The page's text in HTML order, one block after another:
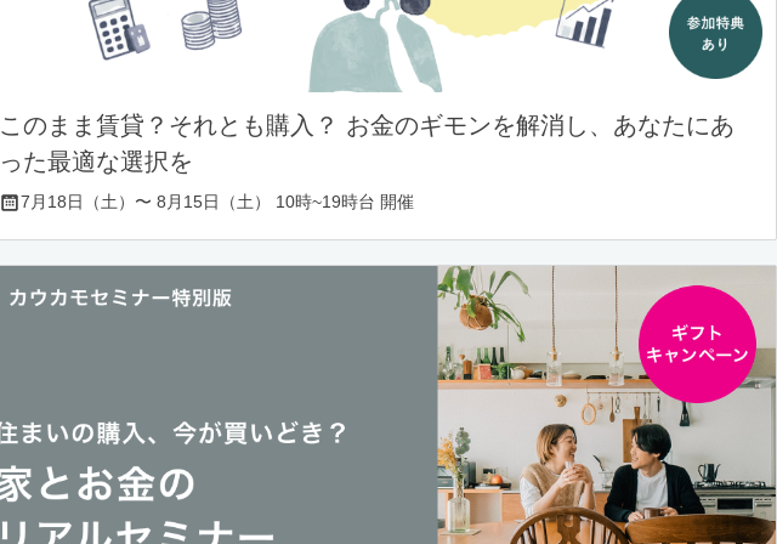
このまま賃貸？それとも購入？ お金のギモンを解消し、あなたにあ
った最適な選択を
7月18日（土）〜 8月15日（土） 10時~19時台 開催